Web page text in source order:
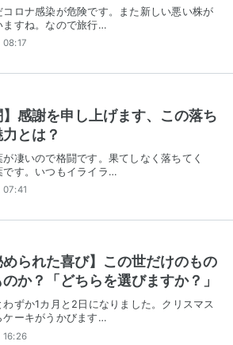
コロナ感染が危険です。また新しい悪い株が
ますね。なので旅行…
08:17
】感謝を申し上げます、この落ち
とは？
凄いので格闘です。果てしなく落ちてく
です。いつもイライラ…
07:41
められた喜び】この世だけのもの
か？「どちらを選びますか？」
わずか1カ月と2日になりました。クリスマス
ケーキがうかびます…
16:26